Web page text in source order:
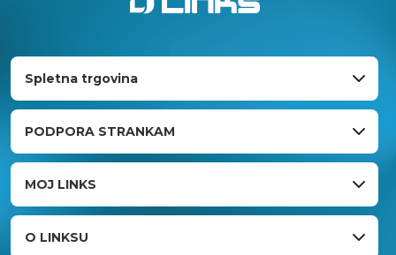
Spletna trgovina
PODPORA STRANKAM
MOJ LINKS
O LINKSU